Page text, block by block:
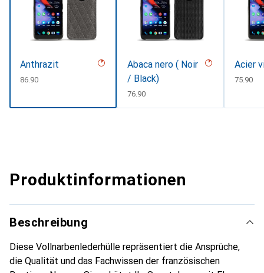
Anthrazit
CHF
86.90
Abaca nero ( Noir
/ Black)
CHF
76.90
Acier
CHF
75.90
Produktinformationen
Beschreibung
Diese Vollnarbenlederhülle repräsentiert die Ansprüche,
die Qualität und das Fachwissen der französischen